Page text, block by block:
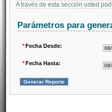
A través de esta sección usted
Parámetros para
*Fecha Desde:
*Fecha Hasta: